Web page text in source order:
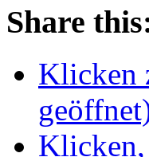
Share
Klicken